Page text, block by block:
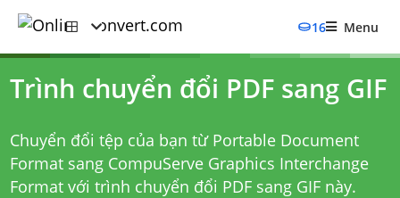
16 Menu
Trình chuyển đổi PDF sang GIF
Chuyển đổi tệp của bạn từ Portable Document
Format sang CompuServe Graphics Interchange
Format với trình chuyển đổi PDF sang GIFnày.